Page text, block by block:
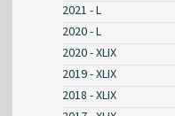
2021 - L
2020 - L
2020 - XLIX
2019 - XLIX
2018 - XLIX